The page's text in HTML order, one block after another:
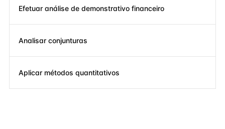
Efetuar análise de demonstrativo financeiro
Analisar conjunturas
Aplicar métodos quantitativos